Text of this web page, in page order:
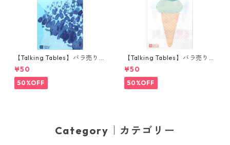
【Talking Tables】バラ売り1
枚 ランチサイズ ペーパーナプ
キン COASTAL ブルー
¥50
50%OFF
【Talking Tables】バラ売り1
枚 ランチサイズ ペーパーナプ
キン WE LOVE ICE CREAM ホ
ワイト
¥50
50%OFF
Category｜カテゴリー